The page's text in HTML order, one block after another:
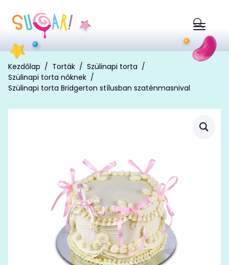
Search
for:
Kezdőlap Torták
Szülinapi torta
Szülinapi torta nőknek
Szülinapi torta Bridgerton stílusban szaténmasnival